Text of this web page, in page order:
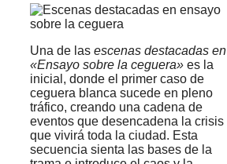
Una de las escenas destacadas en
«Ensayo sobre la ceguera» es la
inicial, donde el primer caso de
ceguera blanca sucede en pleno
tráfico, creando una cadena de
eventos que desencadena la crisis
que vivirá toda la ciudad. Esta
secuencia sienta las bases de la